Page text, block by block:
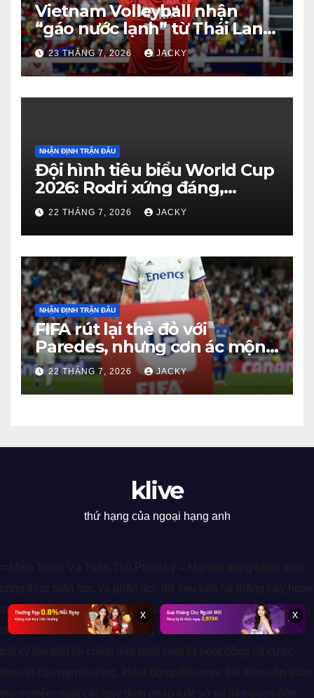
Vietnam Volleyball nhận
“gáo nước lạnh” từ Thái Lan:
Từ dẫn 2-0 đến thua ngược 2-
3 đầy tiếc nuối
23 THÁNG 7, 2026 JACKY
NHẬN ĐỊNH TRẬN ĐẤU
Đội hình tiêu biểu World Cup
2026: Rodri xứng đáng,
Haaland viết cổ tích, Vozinha
gây bất ngờ
22 THÁNG 7, 2026 JACKY
NHẬN ĐỊNH TRẬN ĐẤU
FIFA rút lại thẻ đỏ với
Paredes, nhưng cơn ác mộng
kỷ luật của Argentina vẫn
chưa kết thúc
22 THÁNG 7, 2026 JACKY
klive
thứ hạng của ngoại hạng anh
toàn chỉ mang tính chất tham khảo cho mục đích giải trí và giáo
dục kiến thức. Chúng tôi không chịu trách nhiệm pháp lý cho
x x